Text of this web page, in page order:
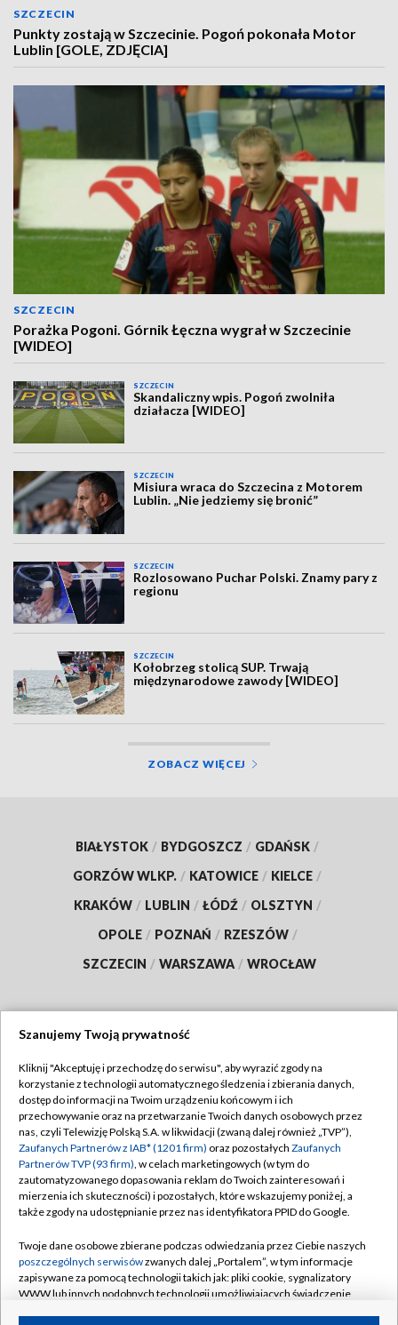
SZCZECIN
Punkty zostają w Szczecinie. Pogoń pokonała Motor
Lublin [GOLE, ZDJĘCIA]
SZCZECIN
Porażka Pogoni. Górnik Łęczna wygrał w Szczecinie
[WIDEO]
SZCZECIN
Skandaliczny wpis. Pogoń zwolniła
działacza [WIDEO]
SZCZECIN
Misiura wraca do Szczecina z Motorem
Lublin. „Nie jedziemy się bronić”
SZCZECIN
Rozlosowano Puchar Polski. Znamy pary z
regionu
SZCZECIN
Kołobrzeg stolicą SUP. Trwają
międzynarodowe zawody [WIDEO]
ZOBACZ WIĘCEJ
BIAŁYSTOK / BYDGOSZCZ / GDAŃSK /
GORZÓW WLKP. / KATOWICE / KIELCE /
KRAKÓW / LUBLIN / ŁÓDŹ / OLSZTYN /
OPOLE / POZNAŃ / RZESZÓW /
SZCZECIN / WARSZAWA / WROCŁAW
TVP
Abonament TVP
Emisja w TVP
Centrum informacji TVP
Naziemna Telewizja Cyfrowa
Rada Programowa
System NOS
Informacje o nadawcy
Regulamin TVP
Polityka prywatności
Moje zgody
Pomoc
Kontakt
Kanały
Szanujemy Twoją prywatność
Kliknij "Akceptuję i przechodzę do serwisu", aby wyrazić zgody na
korzystanie z technologii automatycznego śledzenia i zbierania danych,
dostęp do informacji na Twoim urządzeniu końcowym i ich
przechowywanie oraz na przetwarzanie Twoich danych osobowych przez
nas, czyli Telewizję Polską S.A. w likwidacji (zwaną dalej również „TVP”),
Zaufanych Partnerów z IAB* (1201 firm) oraz pozostałych Zaufanych
Partnerów TVP (93 firm), w celach marketingowych (w tym do
zautomatyzowanego dopasowania reklam do Twoich zainteresowań i
mierzenia ich skuteczności) i pozostałych, które wskazujemy poniżej, a
także zgody na udostępnianie przez nas identyfikatora PPID do Google.
Twoje dane osobowe zbierane podczas odwiedzania przez Ciebie naszych
poszczególnych serwisówzwanych dalej „Portalem”, w tym informacje
zapisywane za pomocą technologii takich jak: pliki cookie, sygnalizatory
WWW lub innych podobnych technologii umożliwiających świadczenie